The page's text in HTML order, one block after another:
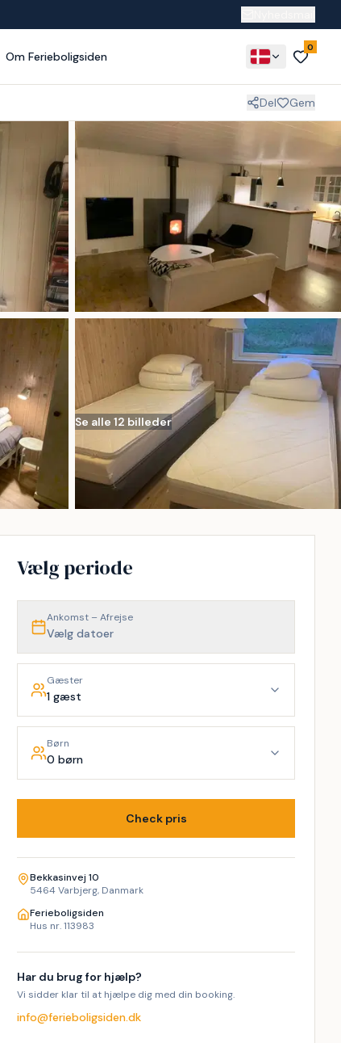
Om Ferieboligsiden
0
Del Gem
Se alle 12 billeder
Vælg periode
Ankomst – Afrejse
Vælg datoer
Gæster
1 gæst
Børn
0 børn
Check pris
Bekkasinvej 10
5464 Varbjerg, Danmark
Ferieboligsiden
Hus nr. 113983
Har du brug for hjælp?
Vi sidder klar til at hjælpe dig med din booking.
info@ferieboligsiden.dk